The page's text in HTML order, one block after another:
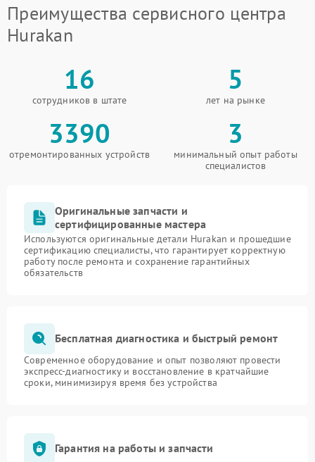
Преимущества сервисного центра
Hurakan
16
сотрудников в штате
5
лет на рынке
3390
отремонтированных устройств
3
минимальный опыт работы
специалистов
Оригинальные запчасти и
сертифицированные мастера
Используются оригинальные детали Hurakan и прошедшие
сертификацию специалисты, что гарантирует корректную
работу после ремонта и сохранение гарантийных
обязательств
Бесплатная диагностика и быстрый ремонт
Современное оборудование и опыт позволяют провести
экспресс-диагностику и восстановление в кратчайшие
сроки, минимизируя время без устройства
Гарантия на работы и запчасти